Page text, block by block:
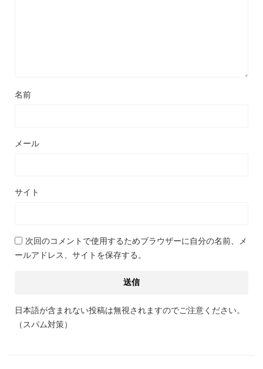
名前
メール
サイト
次回のコメントで使用するためブラウザーに自分の名前、メ
ールアドレス、サイトを保存する。
日本語が含まれない投稿は無視されますのでご注意ください。
（スパム対策）